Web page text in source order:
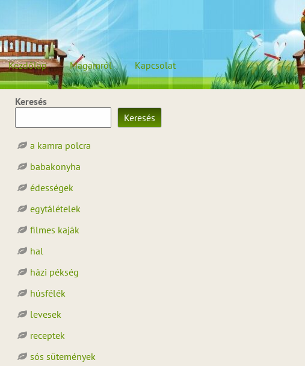
Kezdőlap Magamról Kapcsolat
Keresés
Keresés
a kamra polcra
babakonyha
édességek
egytálételek
filmes kaják
hal
házi pékség
húsfélék
levesek
receptek
sós sütemények